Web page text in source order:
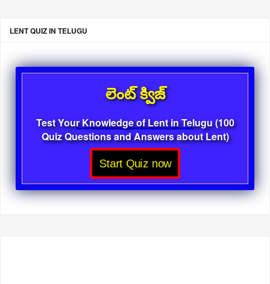
LENT QUIZ IN TELUGU
లెంట్ క్విజ్
Test Your Knowledge of Lent in Telugu (100
Quiz Questions and Answers about Lent)
Start Quiz now